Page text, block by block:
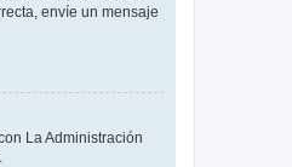
envíe un mensaje
La Administración